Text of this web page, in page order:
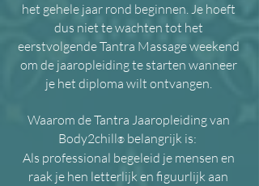
het gehele jaar rond beginnen. Je hoeft
dus niet te wachten tot het
eerstvolgende Tantra Massage weekend
om de jaaropleiding te starten wanneer
je het diploma wilt ontvangen.
Waarom de Tantra Jaaropleiding van
Body2chill®belangrijk is:
Als professional begeleid je mensen en
raak je hen letterlijk en figuurlijk aan